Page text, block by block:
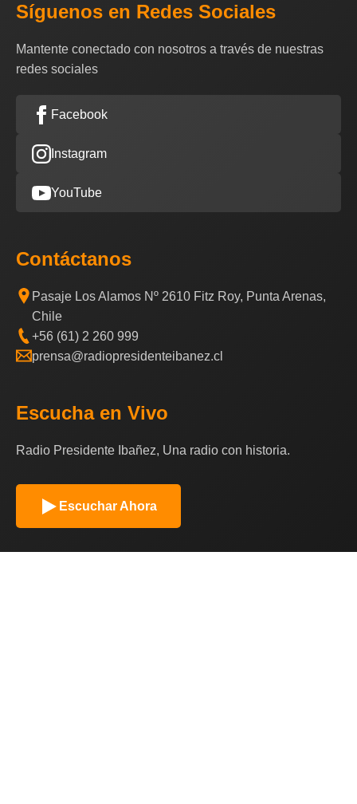
Síguenos en Redes Sociales
Mantente conectado con nosotros a través de nuestras
redes sociales
Facebook
Instagram
YouTube
Contáctanos
Pasaje Los Alamos Nº 2610 Fitz Roy, Punta Arenas,
Chile
+56 (61) 2 260 999
prensa@radiopresidenteibanez.cl
Escucha en Vivo
Radio Presidente Ibañez, Una radio con historia.
Escuchar Ahora